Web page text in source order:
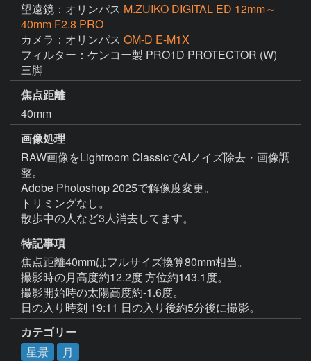
望遠鏡：オリンパス M.ZUIKO DIGITAL ED 12mm～
40mm F2.8 PRO
カメラ：オリンパス OM-D E-M1X
フィルター：ケンコー製 PRO1D PROTECTOR (W)
三脚
焦点距離
40mm
画像処理
RAW画像をLightroom ClassicでAIノイズ除去・画像調
整。
Adobe Photoshop 2025で解像度変更。
トリミングなし。
散歩中の人など3人消去してます。
特記事項
焦点距離40mmはフルサイズ換算80mm相当。
撮影時の月高度約12.2度 方位約143.1度。
撮影開始時の太陽高度約-1.6度。
日の入り時刻 19:11 日の入り後約5分後に撮影。
カテゴリー
星景
月